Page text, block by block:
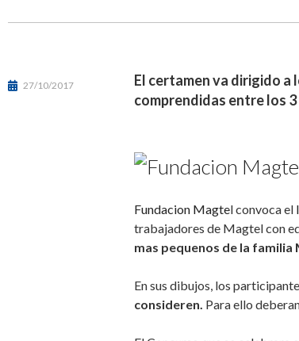
27/10/2017
El certamen va dirigido
comprendidas entre los 3
Fundacion Magtel convoca el
trabajadores de Magtel con
mas pequenos de la familia
En sus dibujos, los
consideren. Para ello